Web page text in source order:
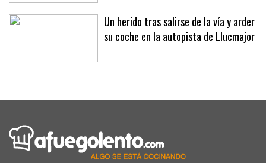
Un herido tras salirse de la vía y arder
su coche en la autopista de Llucmajor